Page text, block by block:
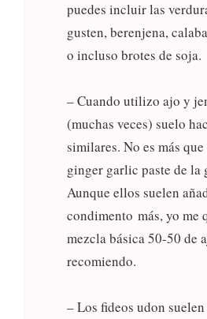
puedes incluir las
gusten, berenjena,
o incluso brotes de soja.
– Cuando utilizo ajo y
(muchas veces) suelo
similares. No es más
ginger garlic paste de la
Aunque ellos suelen
condimento más, yo me
mezcla básica 50-50 de
recomiendo.
– Los fideos udon